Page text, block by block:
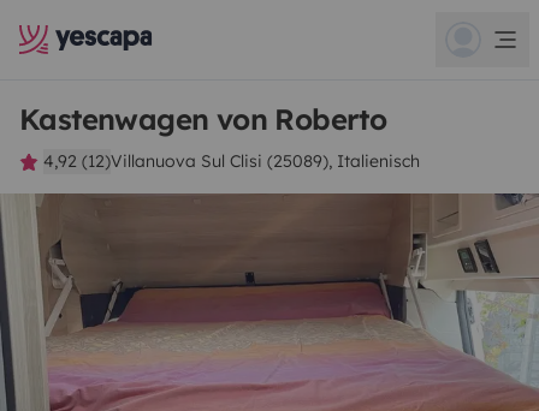
Kastenwagen von Roberto
4,92 (12)Villanuova Sul Clisi (25089), Italienisch